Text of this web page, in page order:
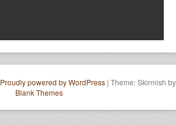
Proudly powered by WordPress | Theme: Skirmish by
Blank Themes